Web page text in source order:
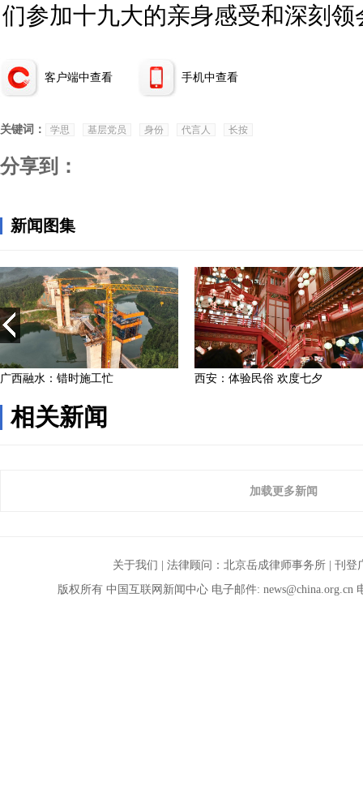
们参加十九大的亲身感受和深刻
客户端中查看 手机中查看
关键词： 学思 基层党员 身份 代言人 长按
分享到：
相关新闻
加载更多新闻
关于我们 | 法律顾问：北京岳成律师事务所 |刊登
版权所有 中国互联网新闻中心 电子邮件: news@china.org.cn